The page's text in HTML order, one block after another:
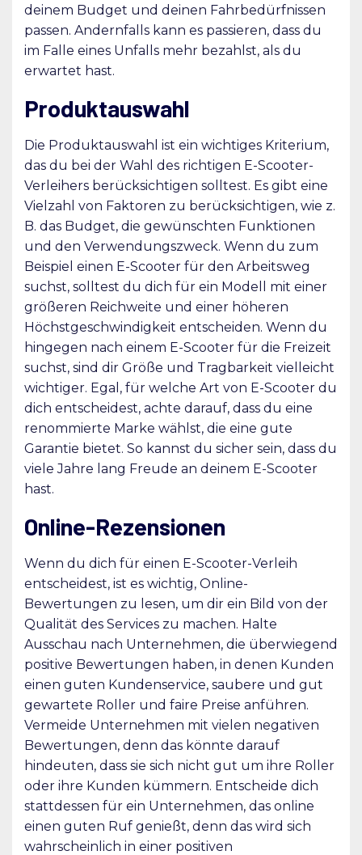
deinem Budget und deinen Fahrbedürfnissen
passen. Andernfalls kann es passieren, dass du
im Falle eines Unfalls mehr bezahlst, als du
erwartet hast.
Produktauswahl
Die Produktauswahl ist ein wichtiges Kriterium,
das du bei der Wahl des richtigen E-Scooter-
Verleihers berücksichtigen solltest. Es gibt eine
Vielzahl von Faktoren zu berücksichtigen, wie z.
B. das Budget, die gewünschten Funktionen
und den Verwendungszweck. Wenn du zum
Beispiel einen E-Scooter für den Arbeitsweg
suchst, solltest du dich für ein Modell mit einer
größeren Reichweite und einer höheren
Höchstgeschwindigkeit entscheiden. Wenn du
hingegen nach einem E-Scooter für die Freizeit
suchst, sind dir Größe und Tragbarkeit vielleicht
wichtiger. Egal, für welche Art von E-Scooter du
dich entscheidest, achte darauf, dass du eine
renommierte Marke wählst, die eine gute
Garantie bietet. So kannst du sicher sein, dass du
viele Jahre lang Freude an deinem E-Scooter
hast.
Online-Rezensionen
Wenn du dich für einen E-Scooter-Verleih
entscheidest, ist es wichtig, Online-
Bewertungen zu lesen, um dir ein Bild von der
Qualität des Services zu machen. Halte
Ausschau nach Unternehmen, die überwiegend
positive Bewertungen haben, in denen Kunden
einen guten Kundenservice, saubere und gut
gewartete Roller und faire Preise anführen.
Vermeide Unternehmen mit vielen negativen
Bewertungen, denn das könnte darauf
hindeuten, dass sie sich nicht gut um ihre Roller
oder ihre Kunden kümmern. Entscheide dich
stattdessen für ein Unternehmen, das online
einen guten Ruf genießt, denn das wird sich
wahrscheinlich in einer positiven